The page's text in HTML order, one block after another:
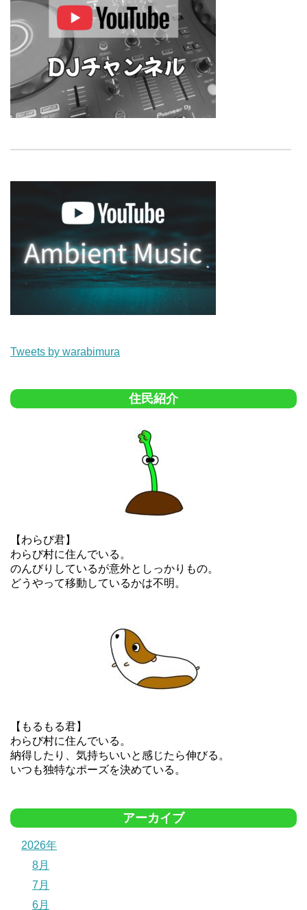
Tweets by warabimura
住民紹介
【わらび君】
わらび村に住んでいる。
のんびりしているが意外としっかりもの。
どうやって移動しているかは不明。
【もるもる君】
わらび村に住んでいる。
納得したり、気持ちいいと感じたら伸びる。
いつも独特なポーズを決めている。
アーカイブ
2026年
8月
7月
6月